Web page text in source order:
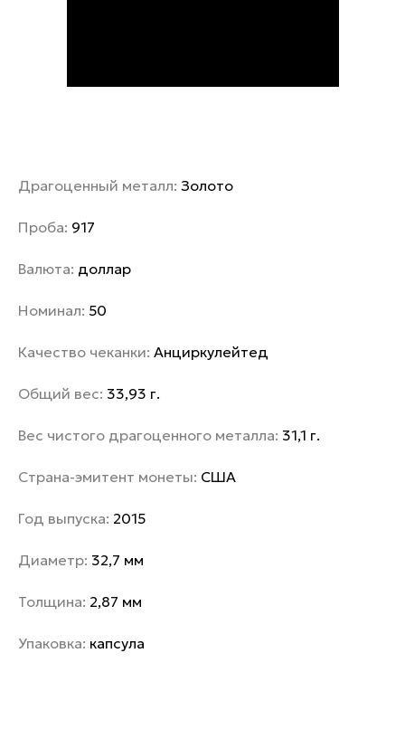
Драгоценный металл: Золото
Проба: 917
Валюта: доллар
Номинал: 50
Качество чеканки: Анциркулейтед
Общий вес: 33,93 г.
Вес чистого драгоценного металла: 31,1 г.
Страна-эмитент монеты: США
Год выпуска: 2015
Диаметр: 32,7 мм
Толщина: 2,87 мм
Упаковка: капсула